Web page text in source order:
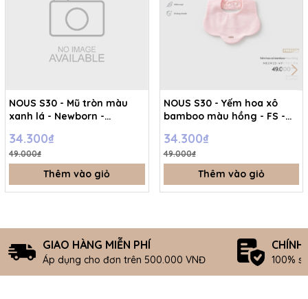
NOUS S30 - Mũ tròn màu
xanh lá - Newborn -
34.300₫
49.000₫
Thêm vào giỏ
NOUS S30 - Yếm hoa xô
bamboo màu hồng - FS -
34.300₫
49.000₫
Thêm vào giỏ
GIAO HÀNG MIỄN PHÍ
Áp dụng cho đơn trên 500.000 VNĐ
CHÍNH
100%